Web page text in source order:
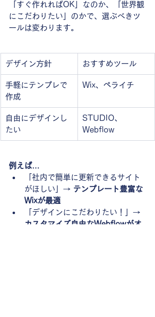
「すぐ作れればOK」なのか、「世界観
にこだわりたい」のかで、選ぶべきツ
ールは変わります。
デザイン方針 おすすめツール
手軽にテンプレで
作成
Wix、ペライチ
自由にデザインし
たい
STUDIO、
Webflow
例えば…
「社内で簡単に更新できるサイト
がほしい」→ テンプレート豊富な
Wixが最適
「デザインにこだわりたい！」→
カスタマイズ自由なWebflowがオ